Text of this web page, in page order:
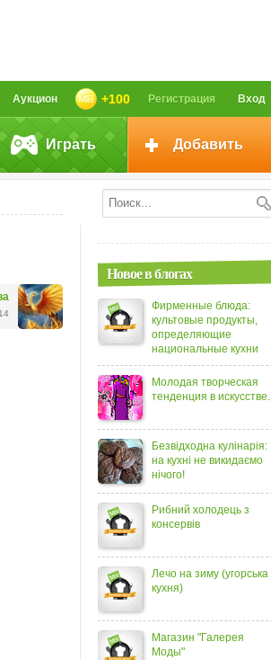
Вход
Регистрация
+100
Аукцион
Играть Добавить
Новое в блогах
Фирменные блюда:
культовые продукты,
определяющие
национальные кухни
Молодая творческая
тенденция в искусстве.
Безвідходна кулінарія:
на кухні не викидаємо
нічого!
Рибний холодець з
консервів
Лечо на зиму (угорська
кухня)
Магазин "Галерея
Моды"